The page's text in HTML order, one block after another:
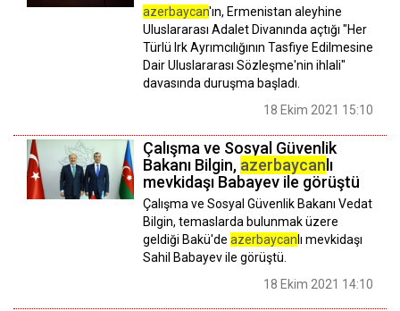
azerbaycan'ın, Ermenistan aleyhine
Uluslararası Adalet Divanında açtığı "Her
Türlü Irk Ayrımcılığının Tasfiye Edilmesine
Dair Uluslararası Sözleşme'nin ihlali"
davasında duruşma başladı.
18 Ekim 2021 15:10
Çalışma ve Sosyal Güvenlik
Bakanı Bilgin, azerbaycanlı
mevkidaşı Babayev ile görüştü
Çalışma ve Sosyal Güvenlik Bakanı Vedat
Bilgin, temaslarda bulunmak üzere
geldiği Bakü'de azerbaycan lı mevkidaşı
Sahil Babayev ile görüştü.
18 Ekim 2021 14:10